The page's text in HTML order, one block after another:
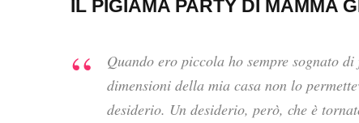
IL PIGIAMA PARTY DI MAMMA
Quando ero piccola ho sempre sognato
dimensioni della mia casa non lo
desiderio. Un desiderio, però, che è